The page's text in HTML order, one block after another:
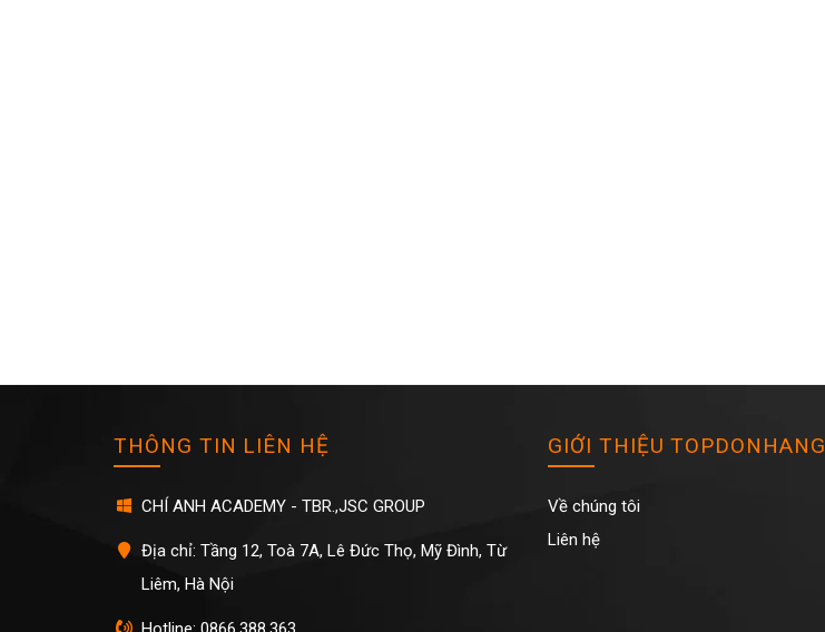
THÔNG TIN LIÊN HỆ
CHÍ ANH ACADEMY - TBR.,JSC GROUP
Địa chỉ: Tầng 12, Toà 7A, Lê Đức Thọ, Mỹ Đình, Từ
Liêm, Hà Nội
GIỚI THIỆU TOPDONHANG
Về chúng tôi
Liên hệ